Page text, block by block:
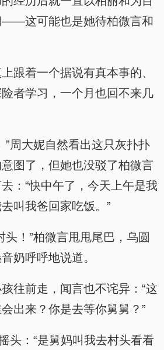
——这可能也是她待柏微言和
跟着一个据说有真本事的、
者学习，一个月也回不来几
”周大妮自然看出这只灰扑扑
图了，但她也没驳了柏微言
：“快中午了，今天上午是我
叫我爸回家吃饭。”
头！”柏微言甩甩尾巴，乌圆
奶呼呼地说道。
往前走，闻言也不诧异：“这
出来？你是去等你舅舅？”
头：“是舅妈叫我去村头看看